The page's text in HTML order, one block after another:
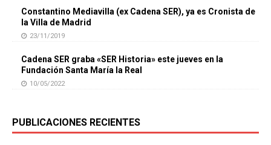
Constantino Mediavilla (ex Cadena SER), ya es Cronista de
la Villa de Madrid
23/11/2019
Cadena SER graba «SER Historia» este jueves en la
Fundación Santa María la Real
10/05/2022
PUBLICACIONES RECIENTES